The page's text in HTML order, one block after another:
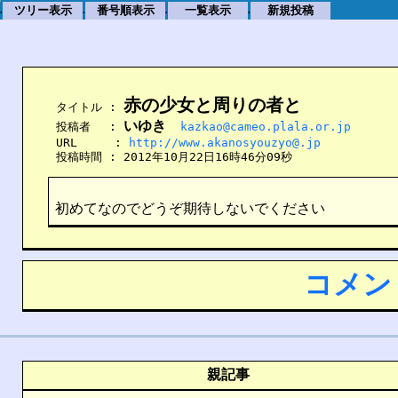
. ツリー表示 . 番号順表示 . 一覧表示 . 新規投稿
    タイトル :
赤の少女と周りの者と
    投稿者　 :
いゆき
kazkao@cameo.plala.or.jp
    URL　　  :
http://www.akanosyouzyo@.jp
    投稿時間 : 2012年10月22日16時46分09秒
初めてなのでどうぞ期待しないでください
コメ
親記事